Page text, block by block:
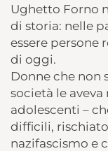
Ughetto Forno
di storia: nelle
essere persone
di oggi.
Donne che non
società le
adolescenti –
difficili,
nazifascismo e